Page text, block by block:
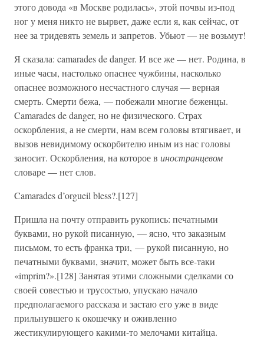
этого довода «в Москве родилась», этой почвы из-под
ног у меня никто не вырвет, даже если я, как сейчас, от
нее за тридевять земель и запретов. Убьют — не возьмут!
Я сказала: camarades de danger. И все же — нет. Родина, в
иные часы, настолько опаснее чужбины, насколько
опаснее возможного несчастного случая — верная
смерть. Смерти бежа, — побежали многие беженцы.
Camarades de danger, но не физического. Страх
оскорбления, а не смерти, нам всем головы втягивает, и
вызов невидимому оскорбителю иным из нас головы
заносит. Оскорбления, на которое в иностранцевом
словаре — нет слов.
Camarades d’orgueil bless?.[127]
Пришла на почту отправить рукопись: печатными
буквами, но рукой писанную, — ясно, что заказным
письмом, то есть франка три, — рукой писанную, но
печатными буквами, значит, может быть все-таки
«imprim?».[128] Занятая этими сложными сделками со
своей совестью и трусостью, упускаю начало
предполагаемого рассказа и застаю его уже в виде
прильнувшего к окошечку и оживленно
жестикулирующего какими-то мелочами китайца.